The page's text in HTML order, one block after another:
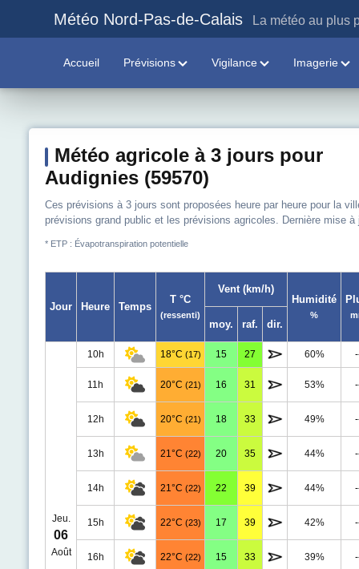
Météo Nord-Pas-de-Calais La météo au plus
Accueil Prévisions Vigilance Imagerie
Météo agricole à 3 jours pour
Audignies (59570)
Ces prévisions à 3 jours sont proposées heure par heure pour la
prévisions grand public et les prévisions agricoles. Dernière mise à
* ETP : Évapotranspiration potentielle
Jour Heure Temps
T °C
(ressenti)
Vent (km/h)
Humidité
%
moy. raf. dir.
Jeu.
06
Août
10h 18°C (17) 15 27 60%
11h 20°C (21) 16 31 53%
12h 20°C (21) 18 33 49%
13h 21°C (22) 20 35 44%
14h 21°C (22) 22 39 44%
15h 22°C (23) 17 39 42%
16h 22°C (22) 15 33 39%